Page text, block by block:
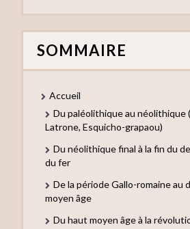
SOMMAIRE
Accueil
Du paléolithique au néolithique
Latrone, Esquicho-grapaou)
Du néolithique final à la fin du
du fer
De la période Gallo-romaine au
moyen âge
Du haut moyen âge à la